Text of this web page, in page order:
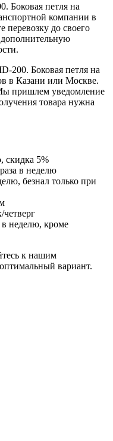
Боковая петля на
компании в
перевозку до своего
дополнительную
200. Боковая петля на
в Казани или Москве.
пришлем уведомление
товара нужна
скидка 5%
в неделю
безнал только при
неделю, кроме
к нашим
вариант.